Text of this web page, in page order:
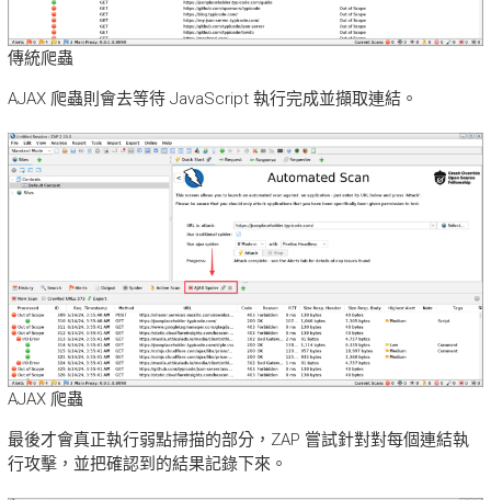
傳統爬蟲
AJAX 爬蟲則會去等待 JavaScript 執行完成並擷取連結。
AJAX 爬蟲
最後才會真正執行弱點掃描的部分，ZAP 嘗試針對對每個連結執
行攻擊，並把確認到的結果記錄下來。